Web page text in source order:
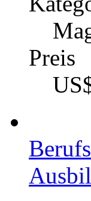
Preis